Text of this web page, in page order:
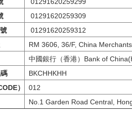
01291620259309
01291620259312
RM 3606, 36/F, China
中國銀行（香港）Bank of
BKCHHKHH
）
012
No.1 Garden Road Central,